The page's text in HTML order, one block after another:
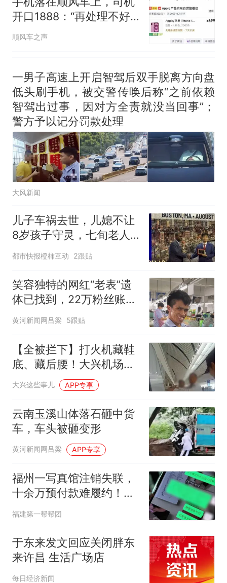
开口1888：“再处理不好
我就要拔卡了”
顺风车之声
一男子高速上开启智驾后双手脱离方向盘
低头刷手机，被交警传唤后称“之前依赖
智驾出过事，因对方全责就没当回事”；
警方予以记分罚款处理
大风新闻
儿子车祸去世，儿媳不让
8岁孩子守灵，七旬老人
偷偷做亲子鉴定显示“非亲
元！法院：影响未成年人
健康成长，不支持
都市快报橙柿互动 2跟贴
笑容独特的网红“老表”遗
体已找到，22万粉丝账号
宣布永久停更
黄河新闻网吕梁 5跟贴
【全被拦下】打火机藏鞋
底、藏后腰！大兴机场两
男子登机前双双被查
大兴这些事儿 APP专享
云南玉溪山体落石砸中货
车，车头被砸变形
黄河新闻网吕梁 APP专享
福州一写真馆注销失联，
十余万预付款难履约！店
家：拍照要去苏州
福建第一帮帮团
于东来发文回应关闭胖东
来许昌 生活广场店
每日经济新闻